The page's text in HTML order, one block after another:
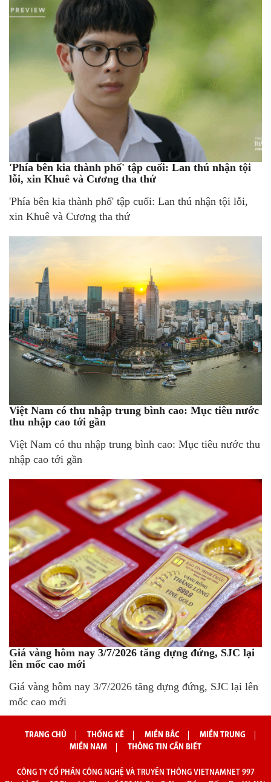
'Phía bên kia thành phố' tập cuối: Lan thú nhận tội
lỗi, xin Khuê và Cương tha thứ
'Phía bên kia thành phố' tập cuối: Lan thú nhận tội lỗi,
xin Khuê và Cương tha thứ
Việt Nam có thu nhập trung bình cao: Mục tiêu nước
thu nhập cao tới gần
Việt Nam có thu nhập trung bình cao: Mục tiêu nước thu
nhập cao tới gần
Giá vàng hôm nay 3/7/2026 tăng dựng đứng, SJC lại
lên mốc cao mới
Giá vàng hôm nay 3/7/2026 tăng dựng đứng, SJC lại lên
mốc cao mới
TRANG CHỦ THỐNG KÊ MIỀN BẮC
MIỀN TRUNG
MIỀN NAM
THÔNG TIN CẦN BIẾT
CÔNG TY CỔ PHẦN CÔNG NGHỆ VÀ TRUYỀN THÔNG VIETNAMNET 997